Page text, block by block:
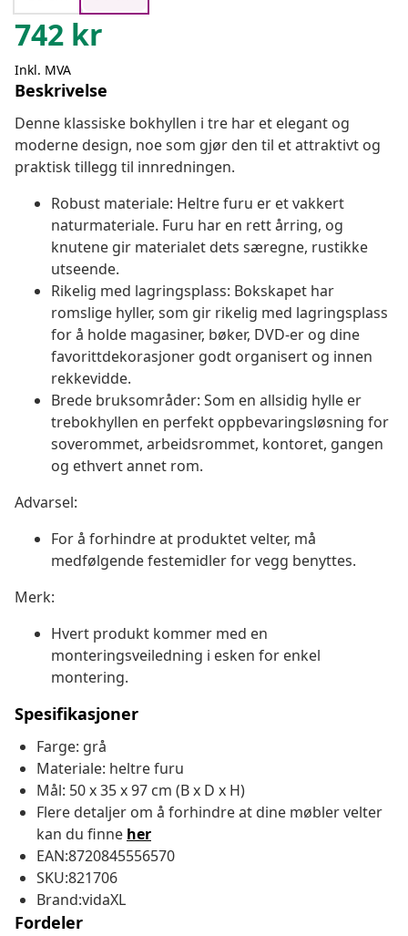
742 kr
Inkl. MVA
Beskrivelse
Denne klassiske bokhyllen i tre har et elegant og
moderne design, noe som gjør den til et attraktivt og
praktisk tillegg til innredningen.
Robust materiale: Heltre furu er et vakkert
naturmateriale. Furu har en rett årring, og
knutene gir materialet dets særegne, rustikke
utseende.
Rikelig med lagringsplass: Bokskapet har
romslige hyller, som gir rikelig med lagringsplass
for å holde magasiner, bøker, DVD-er og dine
favorittdekorasjoner godt organisert og innen
rekkevidde.
Brede bruksområder: Som en allsidig hylle er
trebokhyllen en perfekt oppbevaringsløsning for
soverommet, arbeidsrommet, kontoret, gangen
og ethvert annet rom.
Advarsel:
For å forhindre at produktet velter, må
medfølgende festemidler for vegg benyttes.
Merk:
Hvert produkt kommer med en
monteringsveiledning i esken for enkel
montering.
Spesifikasjoner
Farge: grå
Materiale: heltre furu
Mål: 50 x 35 x 97 cm (B x D x H)
Flere detaljer om å forhindre at dine møbler velter
kan du finne her
EAN:8720845556570
SKU:821706
Brand:vidaXL
Fordeler